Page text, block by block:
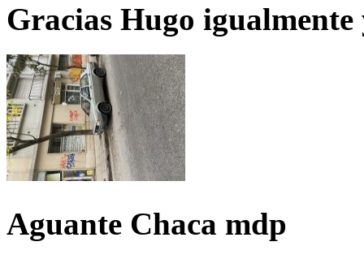
Gracias Hugo igualmente
Aguante Chaca mdp